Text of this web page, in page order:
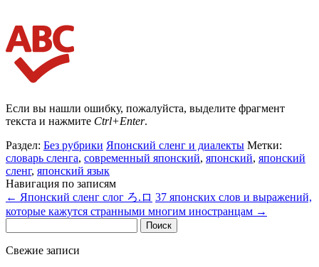
Если вы нашли ошибку, пожалуйста, выделите фрагмент
текста и нажмите Ctrl+Enter.
Раздел: Без рубрики Японский сленг и диалекты Метки:
словарь сленга, современный японский, японский, японский
сленг, японский язык
Навигация по записям
← Японский сленг слог ろ.ロ 37 японских слов и выражений,
которые кажутся странными многим иностранцам →
Свежие записи